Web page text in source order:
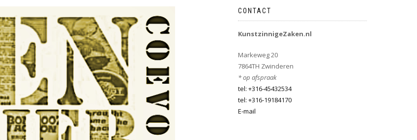
CONTACT
KunstzinnigeZaken.nl
Markeweg 20
7864TH Zwinderen
* op afspraak
tel: +316-45432534
tel: +316-19184170
E-mail